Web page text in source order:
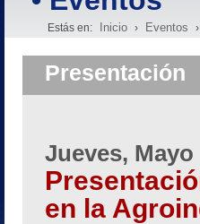
Estás en: Inicio › Eventos ›
Presentación
Jueves, Mayo
en la